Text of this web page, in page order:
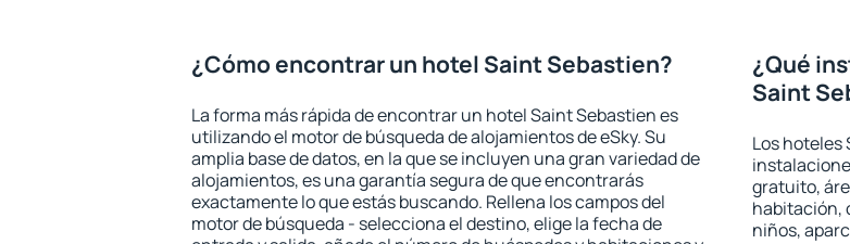
¿Cómo encontrar un hotel Saint Sebastien?
La forma más rápida de encontrar un hotel Saint Sebastien es
utilizando el motor de búsqueda de alojamientos de eSky. Su
amplia base de datos, en la que se incluyen una gran variedad de
alojamientos, es una garantía segura de que encontrarás
exactamente lo que estás buscando. Rellena los campos del
motor de búsqueda - selecciona el destino, elige la fecha de
¿Qué
Saint
Los hoteles
gratuito,
habitación,
niños,